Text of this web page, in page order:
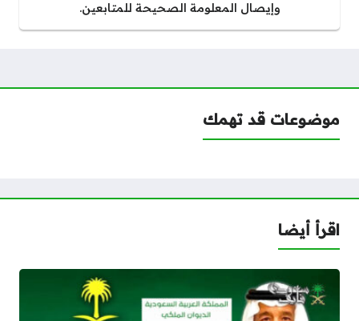
وإيصال المعلومة الصحيحة للمتابعين.
موضوعات قد تهمك
اقرأ أيضا